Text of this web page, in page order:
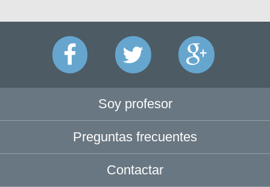
Soy profesor
Preguntas frecuentes
Contactar